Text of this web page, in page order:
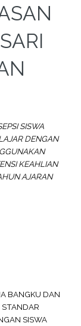
SISWA
DENGAN
KEAHLIAN
AJARAN
BANGKU DAN
SISWA